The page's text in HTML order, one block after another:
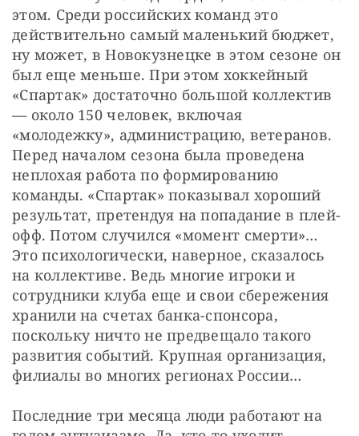
этом. Среди российских команд это
действительно самый маленький бюджет,
ну может, в Новокузнецке в этом сезоне он
был еще меньше. При этом хоккейный
«Спартак» достаточно большой коллектив
— около 150 человек, включая
«молодежку», администрацию, ветеранов.
Перед началом сезона была проведена
неплохая работа по формированию
команды. «Спартак» показывал хороший
результат, претендуя на попадание в плей-
офф. Потом случился «момент смерти»…
Это психологически, наверное, сказалось
на коллективе. Ведь многие игроки и
сотрудники клуба еще и свои сбережения
хранили на счетах банка-спонсора,
поскольку ничто не предвещало такого
развития событий. Крупная организация,
филиалы во многих регионах России…
Последние три месяца люди работают на